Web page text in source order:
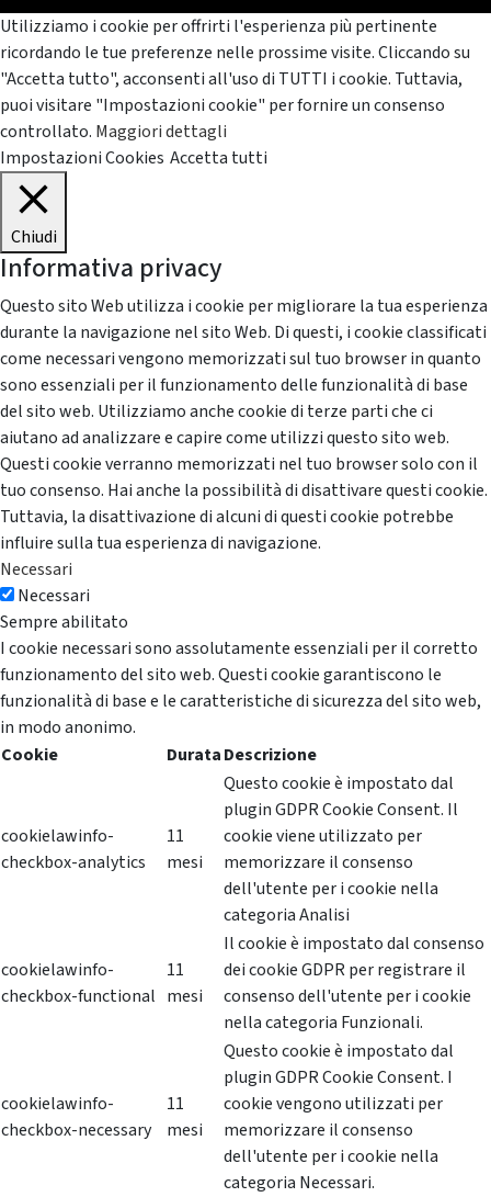
Utilizziamo i cookie per offrirti l'esperienza più pertinente
ricordando le tue preferenze nelle prossime visite. Cliccando su
"Accetta tutto", acconsenti all'uso di TUTTI i cookie. Tuttavia,
puoi visitare "Impostazioni cookie" per fornire un consenso
controllato. Maggiori dettagli
Impostazioni Cookies Accetta tutti
Chiudi
Informativa privacy
Questo sito Web utilizza i cookie per migliorare la tua esperienza
durante la navigazione nel sito Web. Di questi, i cookie classificati
come necessari vengono memorizzati sul tuo browser in quanto
sono essenziali per il funzionamento delle funzionalità di base
del sito web. Utilizziamo anche cookie di terze parti che ci
aiutano ad analizzare e capire come utilizzi questo sito web.
Questi cookie verranno memorizzati nel tuo browser solo con il
tuo consenso. Hai anche la possibilità di disattivare questi cookie.
Tuttavia, la disattivazione di alcuni di questi cookie potrebbe
influire sulla tua esperienza di navigazione.
Necessari
Necessari
Sempre abilitato
I cookie necessari sono assolutamente essenziali per il corretto
funzionamento del sito web. Questi cookie garantiscono le
funzionalità di base e le caratteristiche di sicurezza del sito web,
in modo anonimo.
Cookie
DurataDescrizione
cookielawinfo-
checkbox-analytics
11
mesi
Questo cookie è impostato dal
plugin GDPR Cookie Consent. Il
cookie viene utilizzato per
memorizzare il consenso
dell'utente per i cookie nella
categoria Analisi
cookielawinfo-
checkbox-functional
11
mesi
Il cookie è impostato dal consenso
dei cookie GDPR per registrare il
consenso dell'utente per i cookie
nella categoria Funzionali.
cookielawinfo-
checkbox-necessary
11
mesi
Questo cookie è impostato dal
plugin GDPR Cookie Consent. I
cookie vengono utilizzati per
memorizzare il consenso
dell'utente per i cookie nella
categoria Necessari.